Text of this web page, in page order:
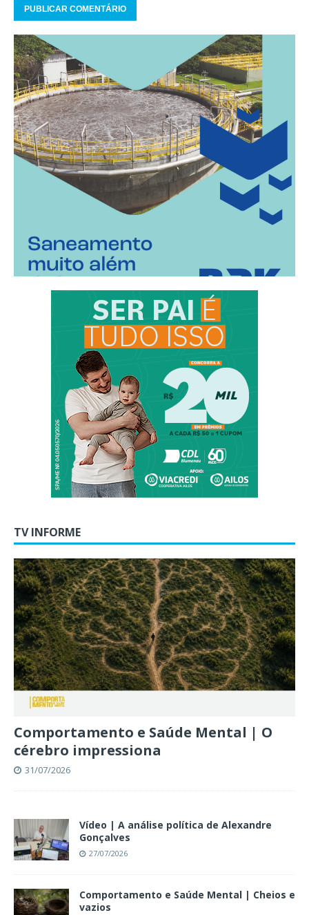
TV INFORME
Comportamento e Saúde Mental | O
cérebro impressiona
31/07/2026
Vídeo | A análise política de Alexandre
Gonçalves
27/07/2026
Comportamento e Saúde Mental | Cheios e
vazios